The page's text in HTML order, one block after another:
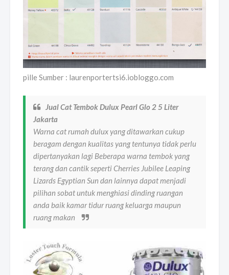
pille Sumber : laurenportertsi6.iobloggo.com
Jual Cat Tembok Dulux Pearl Glo 2 5 Liter
Jakarta
Warna cat rumah dulux yang ditawarkan cukup
beragam dengan kualitas yang tentunya tidak perlu
dipertanyakan lagi Beberapa warna tembok yang
terang dan cantik seperti Cherries Jubilee Leaping
Lizards Egyptian Sun dan lainnya dapat menjadi
pilihan sobat untuk menghiasi dinding ruangan
anda baik kamar tidur ruang keluarga maupun
ruang makan